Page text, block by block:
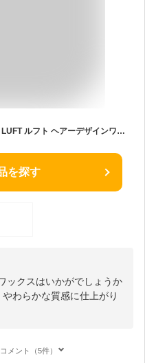
【楽天No.1獲得】【サロン品質】LUFT ルフト ヘアーデザインワックス M 70g ふんわりベタつかない ヘアワックス レディース まとめ髪 濡れ髪 ワックス 巻き髪 ヘアスタイリング剤 ヘアクリーム アホ毛 防止
を探す
ックスはいかがでしょうか
わらかな質感に仕上がり
メント（5件）